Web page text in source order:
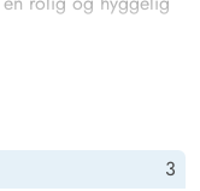
hjerte. Her
indtryk, hvor
3